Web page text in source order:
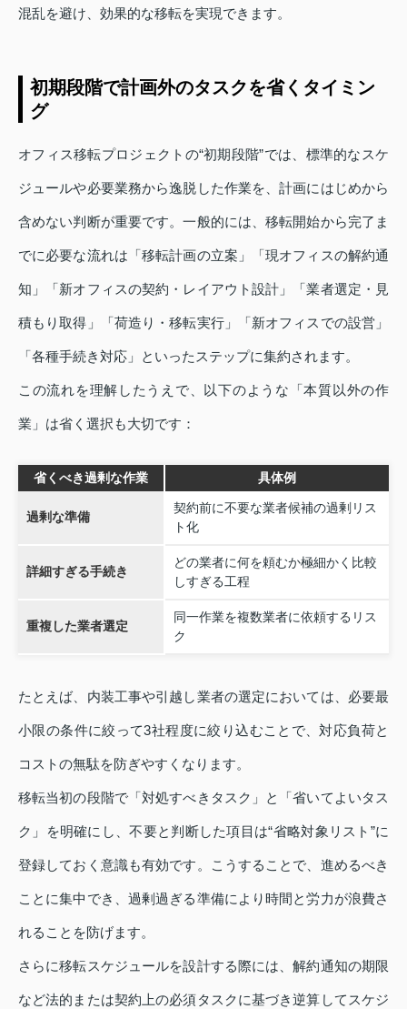
混乱を避け、効果的な移転を実現できます。
初期段階で計画外のタスクを省くタイミン
グ
オフィス移転プロジェクトの“初期段階”では、標準的なスケ
ジュールや必要業務から逸脱した作業を、計画にはじめから
含めない判断が重要です。一般的には、移転開始から完了ま
でに必要な流れは「移転計画の立案」「現オフィスの解約通
知」「新オフィスの契約・レイアウト設計」「業者選定・見
積もり取得」「荷造り・移転実行」「新オフィスでの設営」
「各種手続き対応」といったステップに集約されます。
この流れを理解したうえで、以下のような「本質以外の作
業」は省く選択も大切です：
省くべき過剰な作業 具体例
過剰な準備
契約前に不要な業者候補の過剰リス
ト化
詳細すぎる手続き
どの業者に何を頼むか極細かく比較
しすぎる工程
重複した業者選定
同一作業を複数業者に依頼するリス
ク
たとえば、内装工事や引越し業者の選定においては、必要最
小限の条件に絞って3社程度に絞り込むことで、対応負荷と
コストの無駄を防ぎやすくなります。
移転当初の段階で「対処すべきタスク」と「省いてよいタス
ク」を明確にし、不要と判断した項目は“省略対象リスト”に
登録しておく意識も有効です。こうすることで、進めるべき
ことに集中でき、過剰過ぎる準備により時間と労力が浪費さ
れることを防げます。
さらに移転スケジュールを設計する際には、解約通知の期限
など法的または契約上の必須タスクに基づき逆算してスケジ